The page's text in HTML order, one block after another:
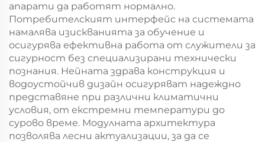
апарати да работят нормално.
Потребителският интерфейс на системата
намалява изискванията за обучение и
осигурява ефективна работа от служители за
сигурност без специализирани технически
познания. Нейната здрава конструкция и
водоустойчив дизайн осигуряват надеждно
представяне при различни климатични
условия, от екстремни температури до
сурово време. Модулната архитектура
позволява лесни актуализации, за да се